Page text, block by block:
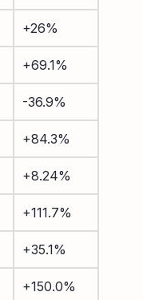
+26%
+69.1%
-36.9%
+84.3%
+8.24%
+111.7%
+35.1%
+150.0%